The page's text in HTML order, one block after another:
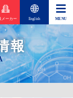
メーカー English
報